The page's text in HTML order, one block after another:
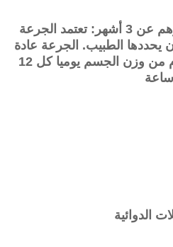
الأطفال الذين تقل أعمارهم عن 3 أشهر: تعتمد الجرعة
الطبيب. الجرعة عادة
هي 30 ملغ لكل كيلوغرام من وزن الجسم يوميا كل 12
ساعة
الدوائية